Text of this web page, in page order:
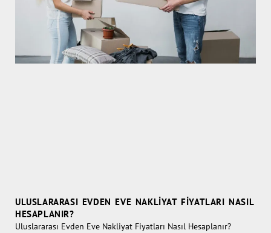
ULUSLARARASI EVDEN EVE NAKLIYAT FIYATLARI NASIL
HESAPLANIR?
Uluslararası Evden Eve Nakliyat Fiyatları Nasıl Hesaplanır?